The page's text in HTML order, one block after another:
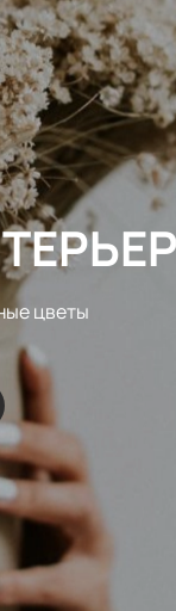
цветы